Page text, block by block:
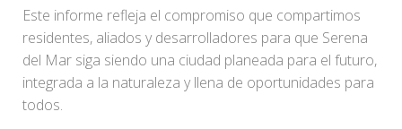
Este informe refleja el compromiso que compartimos
residentes, aliados y desarrolladores para que Serena
del Mar siga siendo una ciudad planeada para el futuro,
integrada a la naturaleza y llena de oportunidades para
todos.